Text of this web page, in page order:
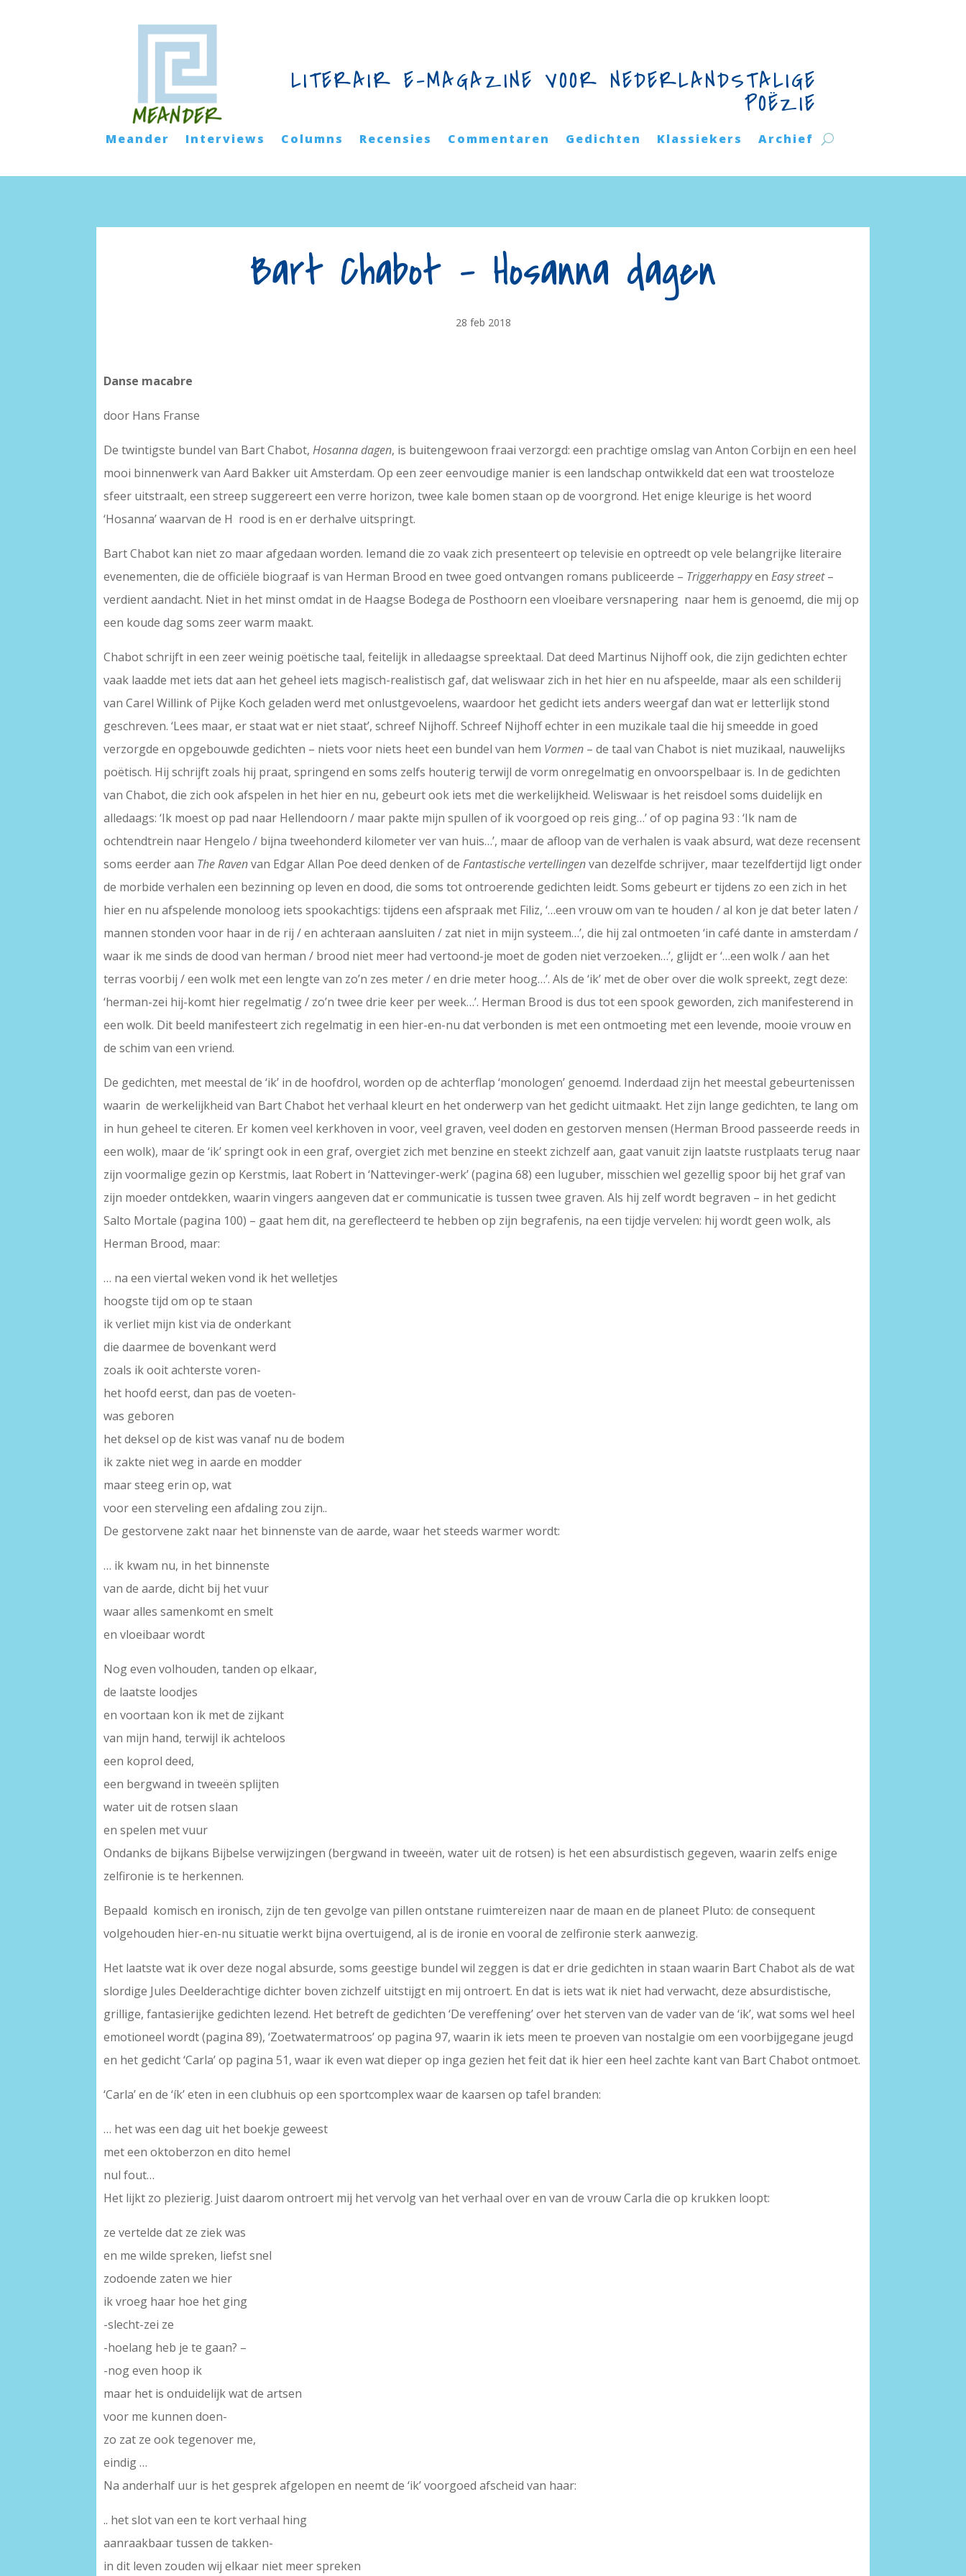
LITERAIR E-MAGAZINE VOOR NEDERLANDSTALIGE
POËZIE
Meander Interviews Columns Recensies Commentaren Gedichten Klassiekers Archief
Bart Chabot – Hosanna dagen
28 feb 2018
Danse macabre
door Hans Franse
De twintigste bundel van Bart Chabot,Hosanna dagen, is buitengewoon fraai verzorgd: een prachtige omslag van Anton Corbijn en een heel
mooi binnenwerk van Aard Bakker uit Amsterdam. Op een zeer eenvoudige manier is een landschap ontwikkeld dat een wat troosteloze
sfeer uitstraalt, een streep suggereert een verre horizon, twee kale bomen staan op de voorgrond. Het enige kleurige is het woord
‘Hosanna’ waarvan de H rood is en er derhalve uitspringt.
Bart Chabot kan niet zo maar afgedaan worden. Iemand die zo vaak zich presenteert op televisie en optreedt op vele belangrijke literaire
evenementen, die de officiële biograaf is van Herman Brood en twee goed ontvangen romans publiceerde – TriggerhappyenEasy street–
verdient aandacht. Niet in het minst omdat in de Haagse Bodega de Posthoorn een vloeibare versnapering naar hem is genoemd, die mij op
een koude dag soms zeer warm maakt.
Chabot schrijft in een zeer weinig poëtische taal, feitelijk in alledaagse spreektaal. Dat deed Martinus Nijhoff ook, die zijn gedichten echter
vaak laadde met iets dat aan het geheel iets magisch-realistisch gaf, dat weliswaar zich in het hier en nu afspeelde, maar als een schilderij
van Carel Willink of Pijke Koch geladen werd met onlustgevoelens, waardoor het gedicht iets anders weergaf dan wat er letterlijk stond
geschreven. ‘Lees maar, er staat wat er niet staat’, schreef Nijhoff. Schreef Nijhoff echter in een muzikale taal die hij smeedde in goed
verzorgde en opgebouwde gedichten – niets voor niets heet een bundel van hem Vormen – de taal van Chabot is niet muzikaal, nauwelijks
poëtisch. Hij schrijft zoals hij praat, springend en soms zelfs houterig terwijl de vorm onregelmatig en onvoorspelbaar is. In de gedichten
van Chabot, die zich ook afspelen in het hier en nu, gebeurt ook iets met die werkelijkheid. Weliswaar is het reisdoel soms duidelijk en
alledaags: ‘Ik moest op pad naar Hellendoorn / maar pakte mijn spullen of ik voorgoed op reis ging…’ of op pagina 93 : ‘Ik nam de
ochtendtrein naar Hengelo / bijna tweehonderd kilometer ver van huis…’, maar de afloop van de verhalen is vaak absurd, wat deze recensent
soms eerder aan The Ravenvan Edgar Allan Poe deed denken of deFantastische vertellingenvan dezelfde schrijver, maar tezelfdertijd ligt onder
de morbide verhalen een bezinning op leven en dood, die soms tot ontroerende gedichten leidt. Soms gebeurt er tijdens zo een zich in het
hier en nu afspelende monoloog iets spookachtigs: tijdens een afspraak met Filiz, ‘…een vrouw om van te houden / al kon je dat beter laten /
mannen stonden voor haar in de rij / en achteraan aansluiten / zat niet in mijn systeem…’, die hij zal ontmoeten ‘in café dante in amsterdam /
waar ik me sinds de dood van herman / brood niet meer had vertoond-je moet de goden niet verzoeken…’, glijdt er ‘…een wolk / aan het
terras voorbij / een wolk met een lengte van zo’n zes meter / en drie meter hoog…’. Als de ‘ik’ met de ober over die wolk spreekt, zegt deze:
‘herman-zei hij-komt hier regelmatig / zo’n twee drie keer per week…’. Herman Brood is dus tot een spook geworden, zich manifesterend in
een wolk. Dit beeld manifesteert zich regelmatig in een hier-en-nu dat verbonden is met een ontmoeting met een levende, mooie vrouw en
de schim van een vriend.
De gedichten, met meestal de ‘ik’ in de hoofdrol, worden op de achterflap ‘monologen’ genoemd. Inderdaad zijn het meestal gebeurtenissen
waarin de werkelijkheid van Bart Chabot het verhaal kleurt en het onderwerp van het gedicht uitmaakt. Het zijn lange gedichten, te lang om
in hun geheel te citeren. Er komen veel kerkhoven in voor, veel graven, veel doden en gestorven mensen (Herman Brood passeerde reeds in
een wolk), maar de ‘ik’ springt ook in een graf, overgiet zich met benzine en steekt zichzelf aan, gaat vanuit zijn laatste rustplaats terug naar
zijn voormalige gezin op Kerstmis, laat Robert in ‘Nattevinger-werk’ (pagina 68) een luguber, misschien wel gezellig spoor bij het graf van
zijn moeder ontdekken, waarin vingers aangeven dat er communicatie is tussen twee graven. Als hij zelf wordt begraven – in het gedicht
Salto Mortale (pagina 100) – gaat hem dit, na gereflecteerd te hebben op zijn begrafenis, na een tijdje vervelen: hij wordt geen wolk, als
Herman Brood, maar:
… na een viertal weken vond ik het welletjes
hoogste tijd om op te staan
ik verliet mijn kist via de onderkant
die daarmee de bovenkant werd
zoals ik ooit achterste voren-
het hoofd eerst, dan pas de voeten-
was geboren
het deksel op de kist was vanaf nu de bodem
ik zakte niet weg in aarde en modder
maar steeg erin op, wat
voor een sterveling een afdaling zou zijn..
De gestorvene zakt naar het binnenste van de aarde, waar het steeds warmer wordt:
… ik kwam nu, in het binnenste
van de aarde, dicht bij het vuur
waar alles samenkomt en smelt
en vloeibaar wordt
Nog even volhouden, tanden op elkaar,
de laatste loodjes
en voortaan kon ik met de zijkant
van mijn hand, terwijl ik achteloos
een koprol deed,
een bergwand in tweeën splijten
water uit de rotsen slaan
en spelen met vuur
Ondanks de bijkans Bijbelse verwijzingen (bergwand in tweeën, water uit de rotsen) is het een absurdistisch gegeven, waarin zelfs enige
zelfironie is te herkennen.
Bepaald komisch en ironisch, zijn de ten gevolge van pillen ontstane ruimtereizen naar de maan en de planeet Pluto: de consequent
volgehouden hier-en-nu situatie werkt bijna overtuigend, al is de ironie en vooral de zelfironie sterk aanwezig.
Het laatste wat ik over deze nogal absurde, soms geestige bundel wil zeggen is dat er drie gedichten in staan waarin Bart Chabot als de wat
slordige Jules Deelderachtige dichter boven zichzelf uitstijgt en mij ontroert. En dat is iets wat ik niet had verwacht, deze absurdistische,
grillige, fantasierijke gedichten lezend. Het betreft de gedichten ‘De vereffening’ over het sterven van de vader van de ‘ik’, wat soms wel heel
emotioneel wordt (pagina 89), ‘Zoetwatermatroos’ op pagina 97, waarin ik iets meen te proeven van nostalgie om een voorbijgegane jeugd
en het gedicht ‘Carla’ op pagina 51, waar ik even wat dieper op inga gezien het feit dat ik hier een heel zachte kant van Bart Chabot ontmoet.
‘Carla’ en de ‘ík’ eten in een clubhuis op een sportcomplex waar de kaarsen op tafel branden:
… het was een dag uit het boekje geweest
met een oktoberzon en dito hemel
nul fout…
Het lijkt zo plezierig. Juist daarom ontroert mij het vervolg van het verhaal over en van de vrouw Carla die op krukken loopt:
ze vertelde dat ze ziek was
en me wilde spreken, liefst snel
zodoende zaten we hier
ik vroeg haar hoe het ging
-slecht-zei ze
-hoelang heb je te gaan? –
-nog even hoop ik
maar het is onduidelijk wat de artsen
voor me kunnen doen-
zo zat ze ook tegenover me,
eindig …
Na anderhalf uur is het gesprek afgelopen en neemt de ‘ik’ voorgoed afscheid van haar:
.. het slot van een te kort verhaal hing
aanraakbaar tussen de takken-
in dit leven zouden wij elkaar niet meer spreken